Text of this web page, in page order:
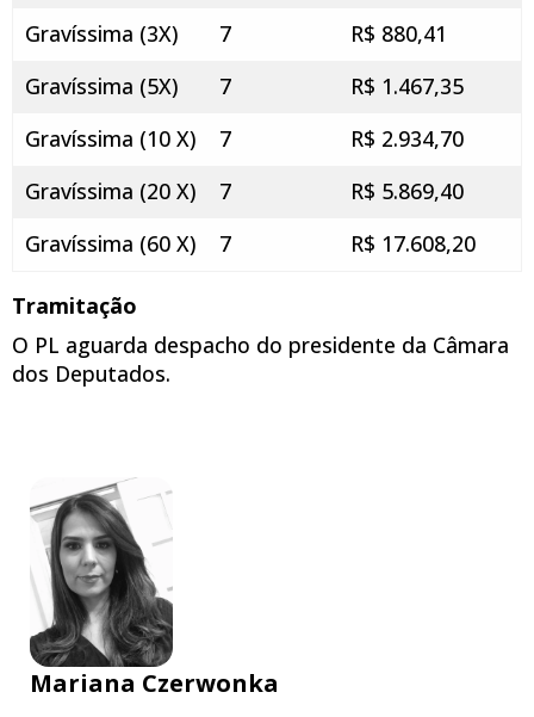
Gravíssima (3X) 7
R$ 880,41
Gravíssima (5X)
7
R$ 1.467,35
Gravíssima (10 X)
7
R$ 2.934,70
Gravíssima (20 X)
7
R$ 5.869,40
Gravíssima (60 X)
7 R$ 17.608,20
Tramitação
O PL aguarda despacho do presidente da Câmara
dos Deputados.
Mariana Czerwonka